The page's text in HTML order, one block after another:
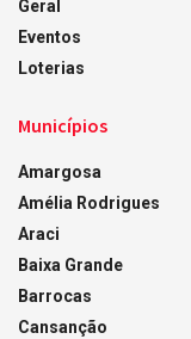
Geral
Eventos
Loterias
Municípios
Amargosa
Amélia Rodrigues
Araci
Baixa Grande
Barrocas
Cansanção